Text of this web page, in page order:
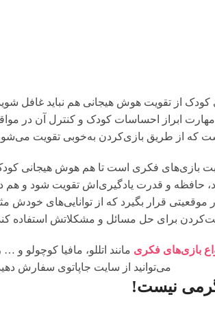
کودک از تقویت هوش هیجانی هم نباید غافل
ابراز احساسات کودک و کنترل آن در
که از طریق بازی‌کردن به‌خوبی تقویت
بازی‌های فکری است تا هم هوش هیجانی
حافظه و قدرت یادگیری‌اش تقویت شود و هم
موقعیتی قرار بگیرد که از توانایی‌های خودش
برای حل مسائل و مشکلاتش استفاده
بازی‌های فکری مانند اتللو، مافیا کوچولو و …
می‌توانید از سایت جاپاتوی سفارش
نیست!